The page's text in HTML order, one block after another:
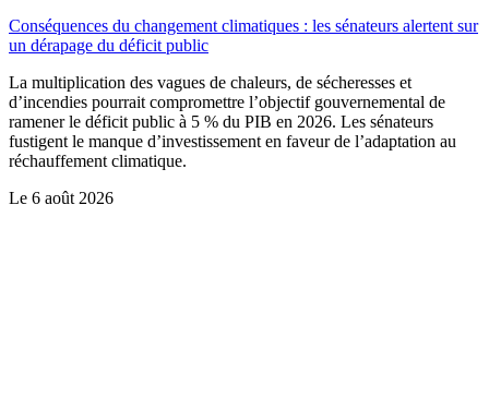
Conséquences du changement climatiques : les sénateurs alertent sur
un dérapage du déficit public
La multiplication des vagues de chaleurs, de sécheresses et
d’incendies pourrait compromettre l’objectif gouvernemental de
ramener le déficit public à 5 % du PIB en 2026. Les sénateurs
fustigent le manque d’investissement en faveur de l’adaptation au
réchauffement climatique.
Le 6 août 2026